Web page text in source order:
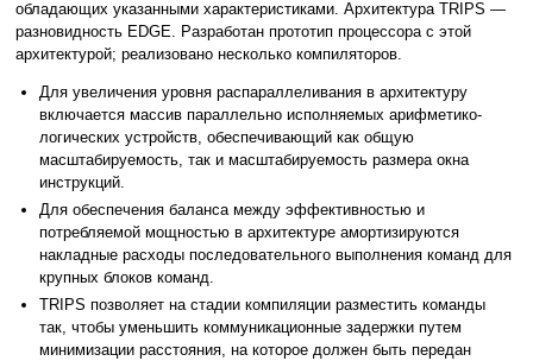
обладающих указанными характеристиками. Архитектура TRIPS —
разновидность EDGE. Разработан прототип процессора с этой
архитектурой; реализовано несколько компиляторов.
Для увеличения уровня распараллеливания в архитектуру
включается массив параллельно исполняемых арифметико-
логических устройств, обеспечивающий как общую
масштабируемость, так и масштабируемость размера окна
инструкций.
Для обеспечения баланса между эффективностью и
потребляемой мощностью в архитектуре амортизируются
накладные расходы последовательного выполнения команд для
крупных блоков команд.
TRIPS позволяет на стадии компиляции разместить команды
так, чтобы уменьшить коммуникационные задержки путем
минимизации расстояния, на которое должен быть передан